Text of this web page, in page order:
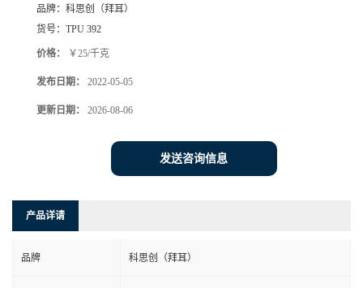
品牌： 科思创（拜耳）
货号： TPU 392
价格： ￥25/千克
发布日期： 2022-05-05
更新日期： 2026-08-06
发送咨询信息
产品详请
品牌 科思创（拜耳）